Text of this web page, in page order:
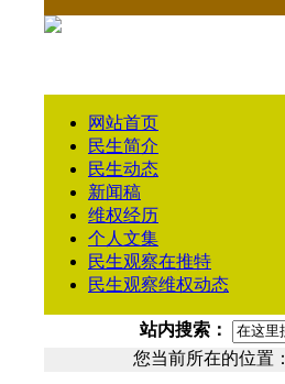
网站首页
民生简介
民生动态
新闻稿
维权经历
个人文集
民生观察在推特
民生观察维权动态
站内搜索：
您当前所在的位置：